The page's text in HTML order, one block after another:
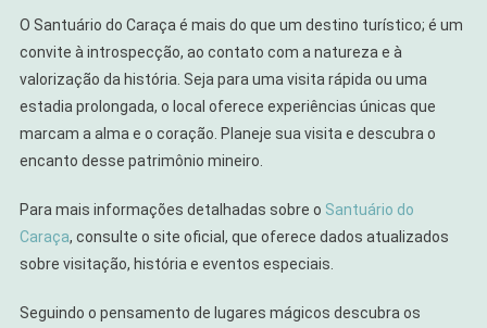
O Santuário do Caraça é mais do que um destino turístico; é um
convite à introspecção, ao contato com a natureza e à
valorização da história. Seja para uma visita rápida ou uma
estadia prolongada, o local oferece experiências únicas que
marcam a alma e o coração. Planeje sua visita e descubra o
encanto desse patrimônio mineiro.
Para mais informações detalhadas sobre o Santuário do
Caraça, consulte o site oficial, que oferece dados atualizados
sobre visitação, história e eventos especiais.
Seguindo o pensamento de lugares mágicos descubra os